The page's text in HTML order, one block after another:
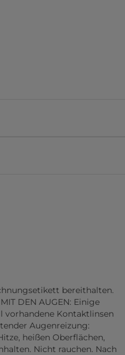
bereithalten.
DEN AUGEN: Einige
vorhandene Kontaktlinsen
Augenreizung:
heißen Oberflächen,
Nicht rauchen. Nach